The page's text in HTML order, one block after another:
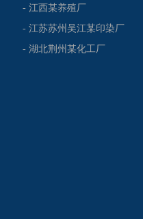
- 江西某养殖厂
- 江苏苏州吴江某印染厂
- 湖北荆州某化工厂